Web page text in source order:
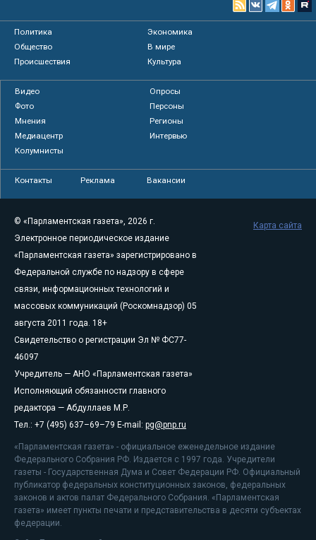
Политика
Экономика
Общество
В мире
Происшествия
Культура
Видео
Опросы
Фото
Персоны
Мнения
Регионы
Медиацентр
Интервью
Колумнисты
Контакты Реклама Вакансии
© «Парламентская газета», 2026 г.
Электронное периодическое издание
«Парламентская газета» зарегистрировано в
Федеральной службе по надзору в сфере
связи, информационных технологий и
массовых коммуникаций (Роскомнадзор) 05
августа 2011 года. 18+
Свидетельство о регистрации Эл № ФС77-
46097
Учредитель — АНО «Парламентская газета»
Исполняющий обязанности главного
редактора — Абдуллаев М.Р.
Тел.: +7 (495) 637–69–79 E-mail: pg@pnp.ru
«Парламентская газета» - официальное еженедельное издание
Федерального Собрания РФ. Издается с 1997 года. Учредители
газеты - Государственная Дума и Совет Федерации РФ. Официальный
публикатор федеральных конституционных законов, федеральных
законов и актов палат Федерального Собрания. «Парламентская
газета» имеет пункты печати и представительства в десяти субъектах
федерации.
Карта сайта